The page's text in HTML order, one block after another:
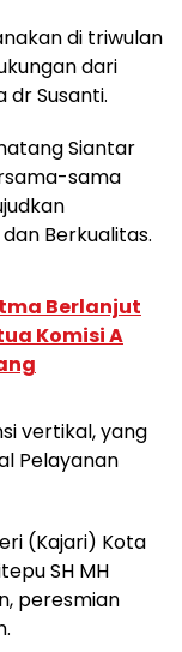
di triwulan
dari
dr Susanti.
Siantar
sama
Berkualitas.
Berlanjut
Komisi A
vertikal, yang
Pelayanan
(Kajari) Kota
SH MH
peresmian